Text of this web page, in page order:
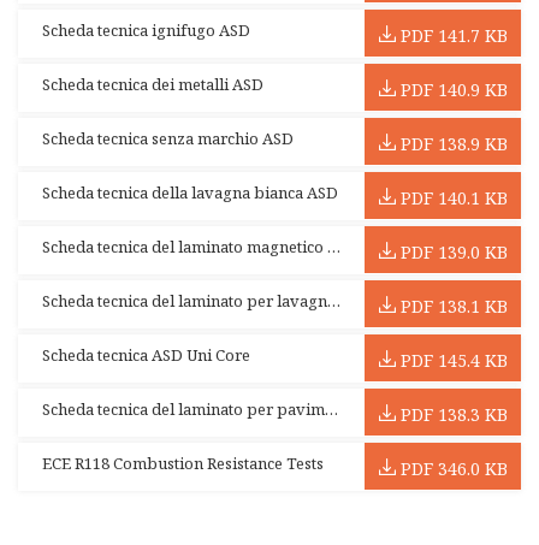
Scheda tecnica ignifugo ASD PDF 141.7 KB
Scheda tecnica dei metalli ASD PDF 140.9 KB
Scheda tecnica senza marchio ASD PDF 138.9 KB
Scheda tecnica della lavagna bianca ASD PDF 140.1 KB
Scheda tecnica del laminato magnetico ASD PDF 139.0 KB
Scheda tecnica del laminato per lavagna ASD PDF 138.1 KB
Scheda tecnica ASD Uni Core PDF 145.4 KB
Scheda tecnica del laminato per pavimenti ASD PDF 138.3 KB
ECE R118 Combustion Resistance Tests PDF 346.0 KB